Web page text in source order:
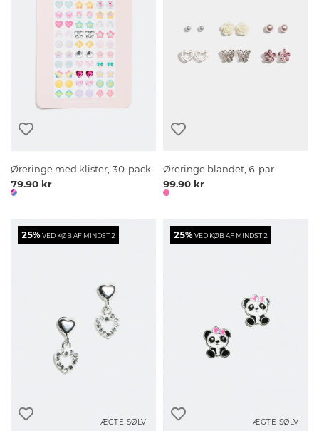
Øreringe med klister, 30-pack
79.90 kr
Øreringe blandet, 6-par
99.90 kr
25%VED KØB AF MINDST 2
ÆGTE SØLV
25%VED KØB AF MINDST 2
ÆGTE SØLV